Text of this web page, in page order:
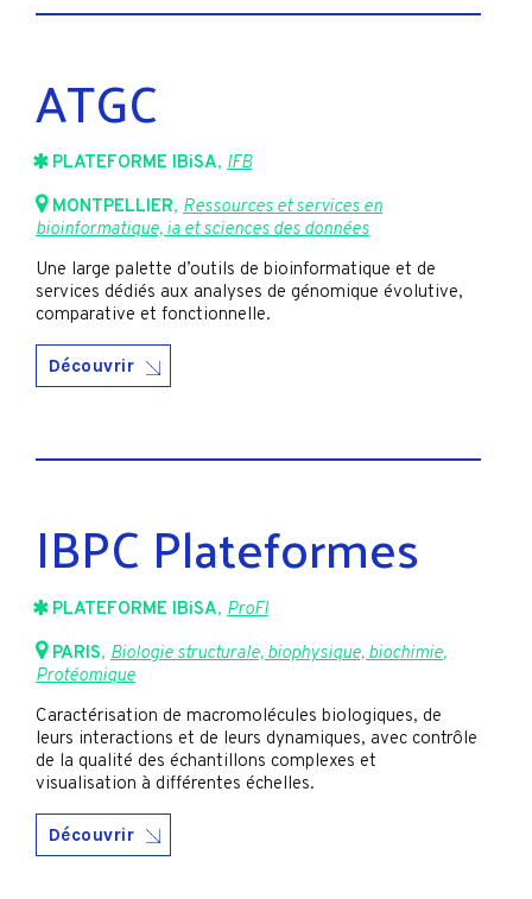
ATGC
PLATEFORME IBiSA, IFB
MONTPELLIER, Ressources et services en
bioinformatique, ia et sciences des données
Une large palette d’outils de bioinformatique et de
services dédiés aux analyses de génomique évolutive,
comparative et fonctionnelle.
Découvrir
IBPC Plateformes
PLATEFORME IBiSA, ProFI
PARIS, Biologie structurale, biophysique, biochimie,
Protéomique
Caractérisation de macromolécules biologiques, de
leurs interactions et de leurs dynamiques, avec contrôle
de la qualité des échantillons complexes et
visualisation à différentes échelles.
Découvrir